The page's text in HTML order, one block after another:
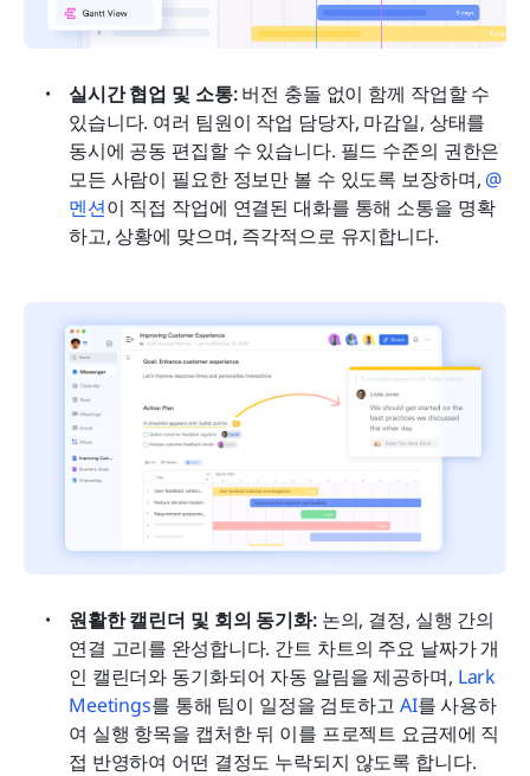
실시간 협업 및 소통: 버전 충돌 없이 함께 작업할 수
있습니다. 여러 팀원이 작업 담당자, 마감일, 상태를
동시에 공동 편집할 수 있습니다. 필드 수준의 권한은
모든 사람이 필요한 정보만 볼 수 있도록 보장하며, @
멘션이 직접 작업에 연결된 대화를 통해 소통을 명확
하고, 상황에 맞으며, 즉각적으로 유지합니다.
원활한 캘린더 및 회의 동기화: 논의, 결정, 실행 간의
연결 고리를 완성합니다. 간트 차트의 주요 날짜가 개
인 캘린더와 동기화되어 자동 알림을 제공하며, Lark
Meetings를 통해 팀이 일정을 검토하고 AI를 사용하
여 실행 항목을 캡처한 뒤 이를 프로젝트 요금제에 직
접 반영하여 어떤 결정도 누락되지 않도록 합니다.